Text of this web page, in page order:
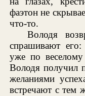
фаэтон не
что-то.
Володя
спрашивают
уже по
Володя получил
желаниями
встречают с тем